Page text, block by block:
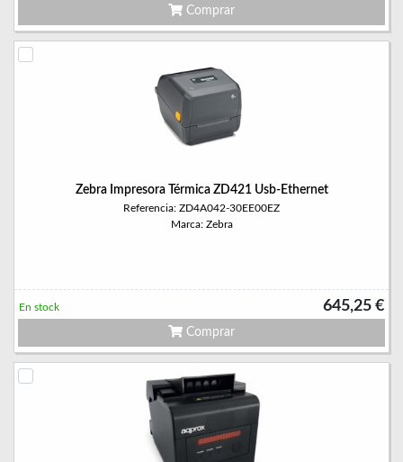
Comprar
Zebra Impresora Térmica ZD421 Usb-Ethernet
Referencia: ZD4A042-30EE00EZ
Marca: Zebra
645,25 €
En stock
Comprar